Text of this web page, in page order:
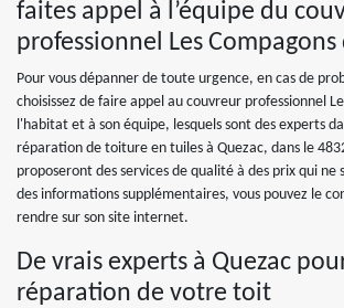
faites appel à l’équipe du
professionnel Les
Pour vous dépanner de toute urgence, en cas de
choisissez de faire appel au couvreur professionnel
l'habitat et à son équipe, lesquels sont des experts
réparation de toiture en tuiles à Quezac, dans le
proposeront des services de qualité à des prix qui ne
des informations supplémentaires, vous pouvez le
rendre sur son site internet.
De vrais experts à Quezac
réparation de votre toit